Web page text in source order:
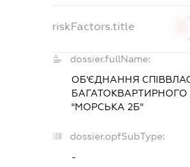
riskFactors.title
dossier.fullName:
ОБ'ЄДНАННЯ
БАГАТОКВАРТИРНОГО
"МОРСЬКА 2Б"
dossier.opfSubType:
-